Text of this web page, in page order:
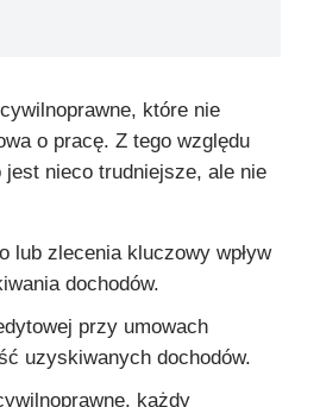
które nie
o pracę. Z tego względu
nieco trudniejsze, ale nie
lub zlecenia kluczowy wpływ
dochodów.
przy umowach
uzyskiwanych dochodów.
każdy